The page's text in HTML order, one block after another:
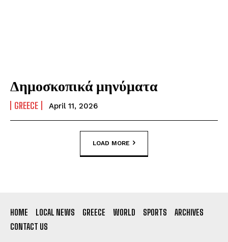
Δημοσκοπικά μηνύματα
GREECE April 11, 2026
LOAD MORE
HOME LOCAL NEWS GREECE WORLD SPORTS
ARCHIVES
CONTACT US